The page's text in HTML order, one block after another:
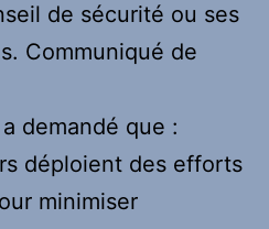
de sécurité ou ses
Communiqué de
demandé que :
déploient des efforts
minimiser